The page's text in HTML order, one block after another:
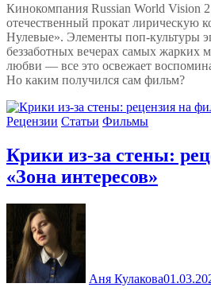
Кинокомпания Russian World Vision
отечественный прокат лирическую
Нулевые». Элементы поп-культуры
беззаботных вечерах самых жарких
любви — все это освежает
Но каким получился сам фильм?
Рецензии Статьи Фильмы
Крики из-за стены:
«Зона интересов»
Аня Кулакова